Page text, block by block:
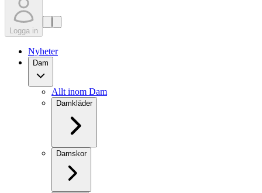
Logga in
Nyheter
Dam
Allt inom Dam
Damkläder
Damskor